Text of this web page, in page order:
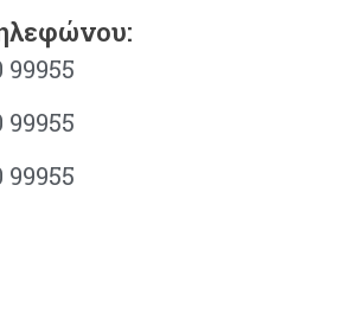
99955
99955
99955